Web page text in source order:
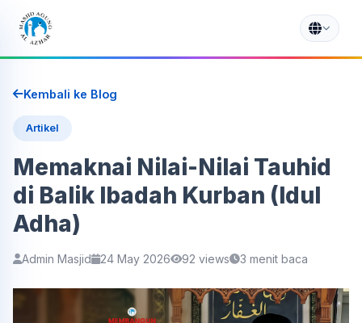
Kembali ke Blog
Artikel
Memaknai Nilai-Nilai Tauhid
di Balik Ibadah Kurban (Idul
Adha)
Admin Masjid 24 May 2026 92 views 3 menit baca